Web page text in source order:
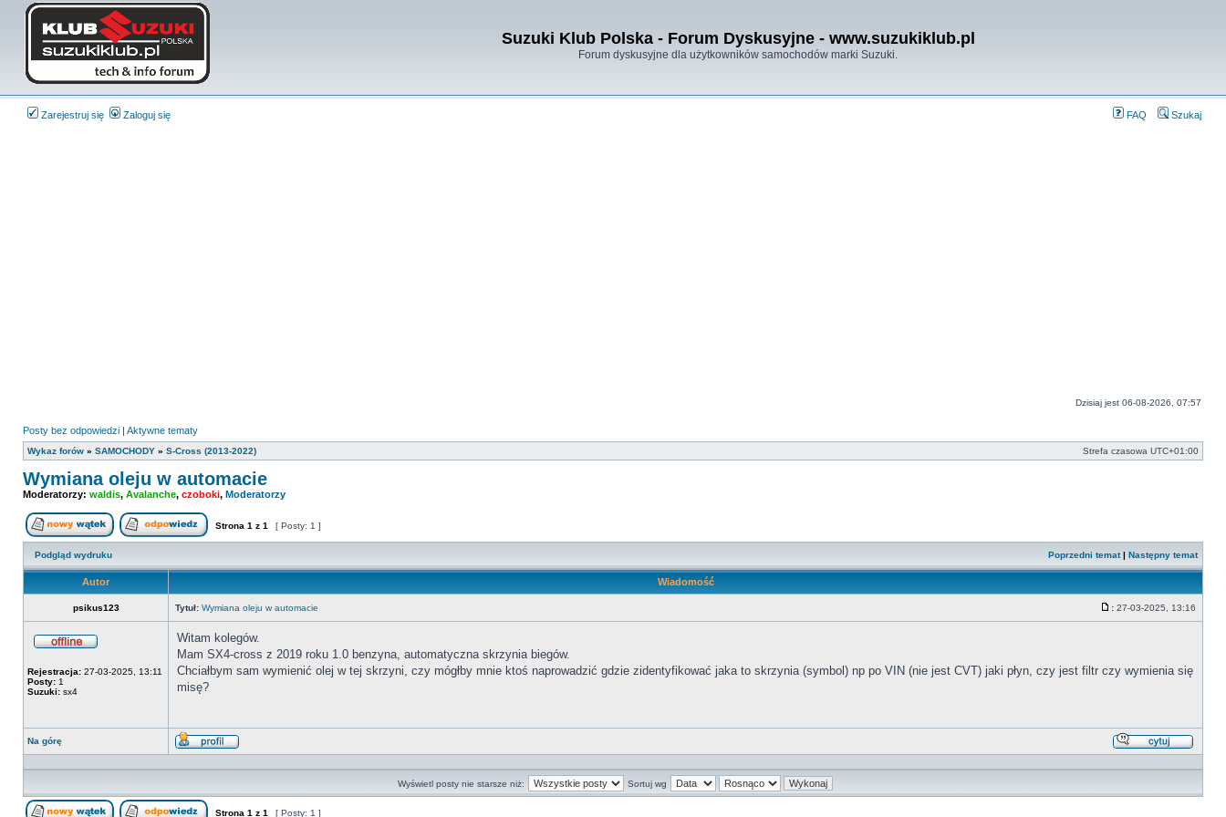
Suzuki Klub Polska - Forum Dyskusyjne - www.suzukiklub.pl
Forum dyskusyjne dla użytkowników samochodów marki Suzuki.
Zarejestruj się Zaloguj się FAQ Szukaj
Dzisiaj jest 06-08-2026, 07:57
Posty bez odpowiedzi | Aktywne tematy
Wykaz forów » SAMOCHODY » S-Cross (2013-2022) Strefa czasowa UTC+01:00
Wymiana oleju w automacie
Moderatorzy: waldis, Avalanche, czoboki, Moderatorzy
Nowy temat Odpowiedz w temacie
Strona 1 z 1 [ Posty: 1 ]
Podgląd wydruku Poprzedni temat| Następny temat
Autor Wiadomość
psikus123 Tytuł: Wymiana oleju w automacie
: 27-03-2025, 13:16
Rejestracja: 27-03-2025, 13:11
Posty: 1
Suzuki: sx4
Witam kolegów.
Mam SX4-cross z 2019 roku 1.0 benzyna, automatyczna skrzynia biegów.
Chciałbym sam wymienić olej w tej skrzyni, czy mógłby mnie ktoś naprowadzić gdzie zidentyfikować jaka to skrzynia (symbol) np po VIN (nie jest CVT) jaki płyn, czy jest filtr czy wymienia się
misę?
Na górę
Wyświetl
Wyświetl posty nie starsze niż:
Sortuj wg
Strona 1 z 1 [ Posty: 1 ]